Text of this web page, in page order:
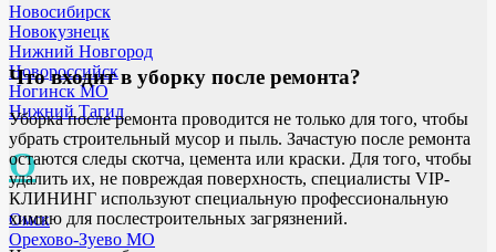
Новосибирск
Новокузнецк
Нижний Новгород
Новороссийск
Ногинск МО
Нижний Тагил
О
Омск
Орехово-Зуево МО
Что входит в уборку после ремонта?
Уборка после ремонта проводится не только для того, чтобы
убрать строительный мусор и пыль. Зачастую после ремонта
остаются следы скотча, цемента или краски. Для того, чтобы
удалить их, не повреждая поверхность, специалисты VIP-
КЛИНИНГ используют специальную профессиональную
химию для послестроительных загрязнений.